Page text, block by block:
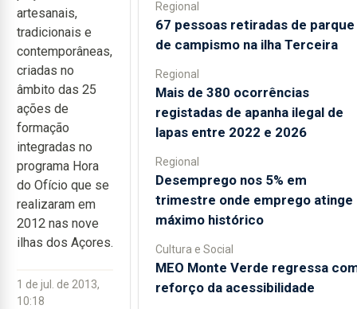
artesanais,
tradicionais e
contemporâneas,
criadas no
âmbito das 25
ações de
formação
integradas no
programa Hora
do Ofício que se
realizaram em
2012 nas nove
ilhas dos Açores.
1 de jul. de 2013,
10:18
Regional
67 pessoas retiradas de parque
de campismo na ilha Terceira
Regional
Mais de 380 ocorrências
registadas de apanha ilegal de
lapas entre 2022 e 2026
Regional
Desemprego nos 5% em
trimestre onde emprego atinge
máximo histórico
Cultura e Social
MEO Monte Verde regressa
reforço da acessibilidade